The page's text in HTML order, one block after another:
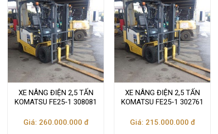
XE NÂNG ĐIỆN 2,5 TẤN
KOMATSU FE25-1 308081
Giá: 260.000.000 đ
XE NÂNG ĐIỆN 2,5 TẤN
KOMATSU FE25-1 302761
Giá: 215.000.000 đ